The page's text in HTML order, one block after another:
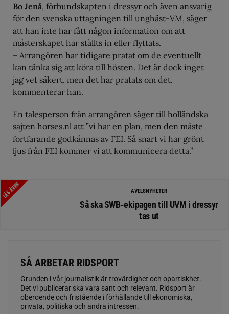
Bo Jenå, förbundskapten i dressyr och även ansvarig
för den svenska uttagningen till unghäst-VM, säger
att han inte har fått någon information om att
mästerskapet har ställts in eller flyttats.
– Arrangören har tidigare pratat om de eventuellt
kan tänka sig att köra till hösten. Det är dock inget
jag vet säkert, men det har pratats om det,
kommenterar han.
En talesperson från arrangören säger till holländska
sajten horses.nl att ”vi har en plan, men den måste
fortfarande godkännas av FEI. Så snart vi har grönt
ljus från FEI kommer vi att kommunicera detta.”
LÄS ÄVEN AVELSNYHETER
Så ska SWB-ekipagen till UVM i dressyr
tas ut
SÅ ARBETAR RIDSPORT
Grunden i vår journalistik är trovärdighet och opartiskhet.
Det vi publicerar ska vara sant och relevant. Ridsport är
oberoende och fristående i förhållande till ekonomiska,
privata, politiska och andra intressen.